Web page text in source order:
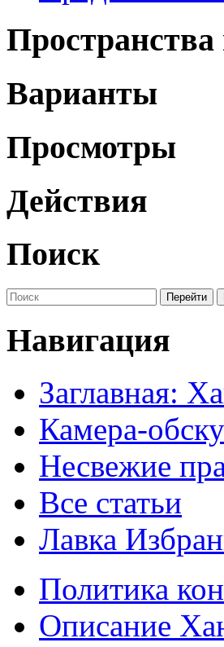
Варианты
Просмотры
Действия
Поиск
Навигация
Заглавная:
Камера-
Несвежие
Все статьи
Лавка
Политика
Описание